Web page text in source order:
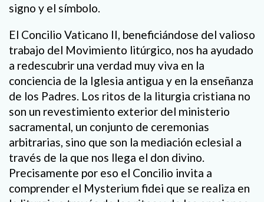
signo y el símbolo.
El Concilio Vaticano II, beneficiándose del valioso
trabajo del Movimiento litúrgico, nos ha ayudado
a redescubrir una verdad muy viva en la
conciencia de la Iglesia antigua y en la enseñanza
de los Padres. Los ritos de la liturgia cristiana no
son un revestimiento exterior del ministerio
sacramental, un conjunto de ceremonias
arbitrarias, sino que son la mediación eclesial a
través de la que nos llega el don divino.
Precisamente por eso el Concilio invita a
comprender el Mysterium fidei que se realiza en